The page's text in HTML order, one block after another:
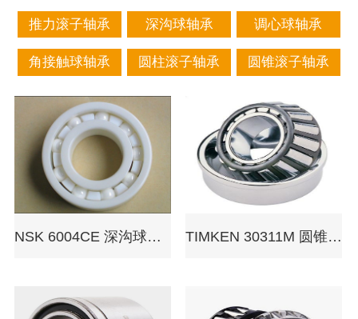
推力滚子轴承 深沟球轴承 调心球轴承
角接触球轴承 圆柱滚子轴承 圆锥滚子轴承
NSK 6004CE 深沟球轴承 TIMKEN 30311M 圆锥滚子轴承